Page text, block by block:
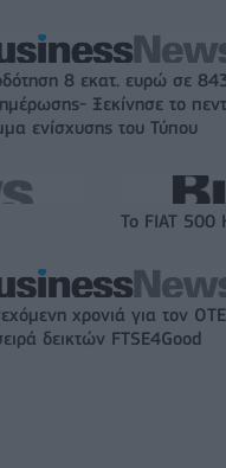
8 εκατ. ευρώ σε
Ξεκίνησε το
ενίσχυσης του Τύπου
Το FIAT
χρονιά για τον
δεικτών FTSE4Good